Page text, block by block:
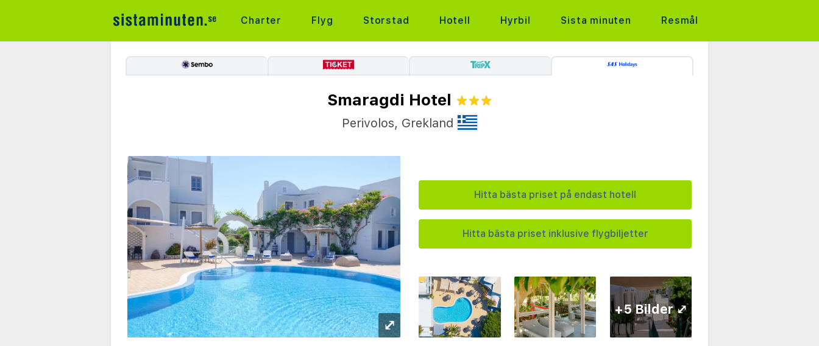
Charter Flyg Storstad Hotell Hyrbil Sista minuten Resmål
Smaragdi Hotel
Perivolos, Grekland
⤢
Hitta bästa priset på endast hotell
Hitta bästa priset inklusive flygbiljetter
+5 Bilder ⤢